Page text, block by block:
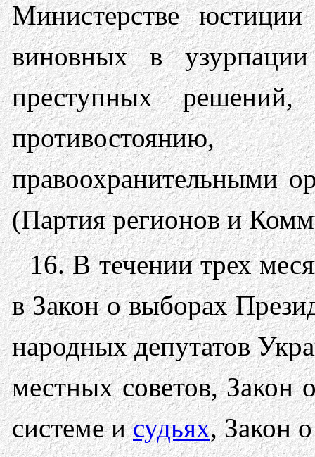
Министерстве
виновных в
преступных
правоохранительными
(Партия регионов и
16. В течении трех
в Закон о выборах
народных депутатов
местных советов, Закон
системе исудьях, Закон